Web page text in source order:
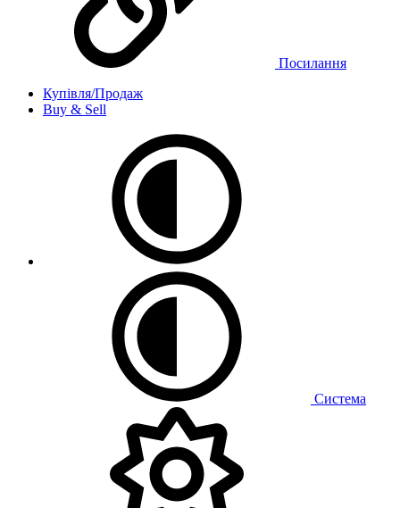
Посилання
Купівля/Продаж
Buy & Sell
Система